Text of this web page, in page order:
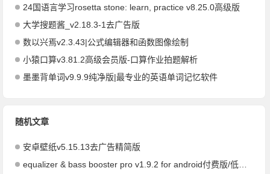
24国语言学习rosetta stone: learn, practice v8.25.0高级版
大学搜题酱_v2.18.3-1去广告版
数以兴焉v2.3.43|公式编辑器和函数图像绘制
小猿口算v3.81.2高级会员版-口算作业拍题解析
墨墨背单词v9.9.9纯净版|最专业的英语单词记忆软件
随机文章
安卓壁纸v5.15.13去广告精简版
equalizer & bass booster pro v1.9.2 for android付费版/低音均衡器专业版